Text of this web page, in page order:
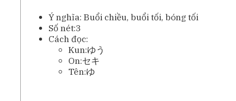
Ý nghĩa: Buổi chiều, buổi tối, bóng tối
Số nét:3
Cách đọc:
Kun:ゆう
On:セキ
Tên:ゆ